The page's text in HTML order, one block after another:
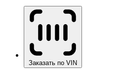
Заказать по VIN